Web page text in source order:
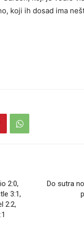
koji ih dosad ima
2:0,
3:1,
2:2,
Do sutra